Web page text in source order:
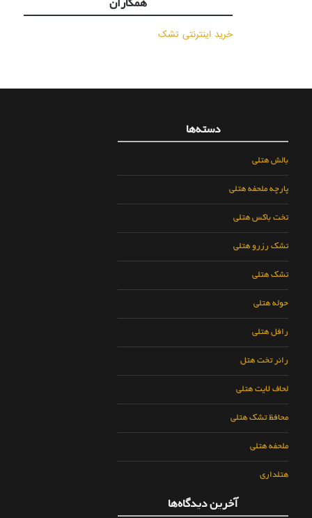
همکاران
خرید اینترنتی تشک
دسته‌ها
بالش هتلی
پارچه ملحفه هتلی
تخت باکس هتلی
تشک رزرو هتلی
تشک هتلی
حوله هتلی
رافل هتلی
رانر تخت هتل
لحاف لایت هتلی
محافظ تشک هتلی
ملحفه هتلی
هتلداری
آخرین دیدگاه‌ها